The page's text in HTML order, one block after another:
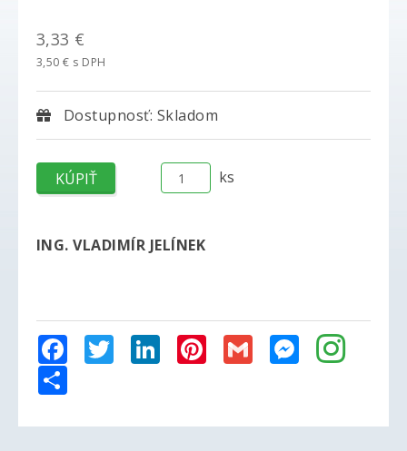
3,33 €
3,50 € s DPH
Dostupnosť: Skladom
ks
ING. VLADIMÍR JELÍNEK
FacebookTwitterLinkedInPinterest
Gmail Messenger